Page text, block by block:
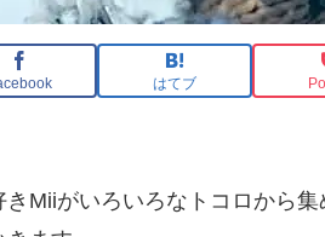
はてブ
Miiがいろいろなトコロから集